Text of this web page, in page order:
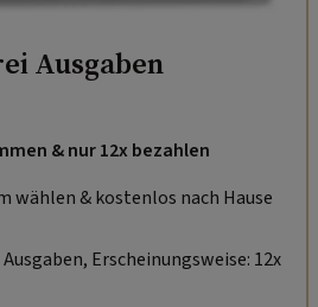
Ausgaben
& nur 12x bezahlen
wählen & kostenlos nach Hause
Erscheinungsweise: 12x